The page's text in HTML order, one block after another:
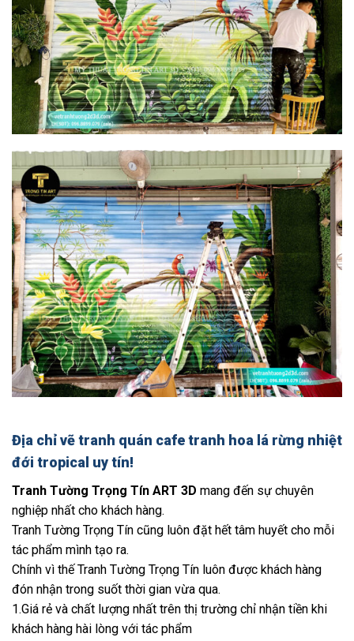
Địa chỉ vẽ tranh quán cafe tranh hoa lá rừng nhiệt
đới tropical uy tín!
Tranh Tường Trọng Tín ART 3D mang đến sự chuyên
nghiệp nhất cho khách hàng.
Tranh Tường Trọng Tín cũng luôn đặt hết tâm huyết cho mỗi
tác phẩm mình tạo ra.
Chính vì thế Tranh Tường Trọng Tín luôn được khách hàng
đón nhận trong suốt thời gian vừa qua.
1.Giá rẻ và chất lượng nhất trên thị trường chỉ nhận tiền khi
khách hàng hài lòng với tác phẩm